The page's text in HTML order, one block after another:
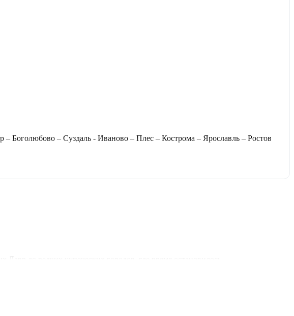
– Суздаль - Иваново – Плес – Кострома – Ярославль – Ростов
до редких купеческих городов, где время остановилось.
какой писали великие художники.